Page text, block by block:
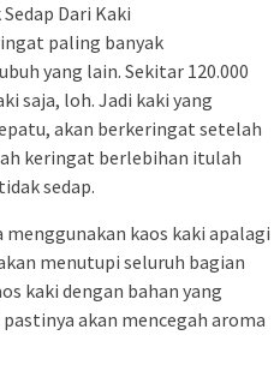
Dari Kaki
paling banyak
yang lain. Sekitar 120.000
saja, loh. Jadi kaki yang
akan berkeringat setelah
keringat berlebihan itulah
sedap.
kaos kaki apalagi
menutupi seluruh bagian
kaki dengan bahan yang
akan mencegah aroma